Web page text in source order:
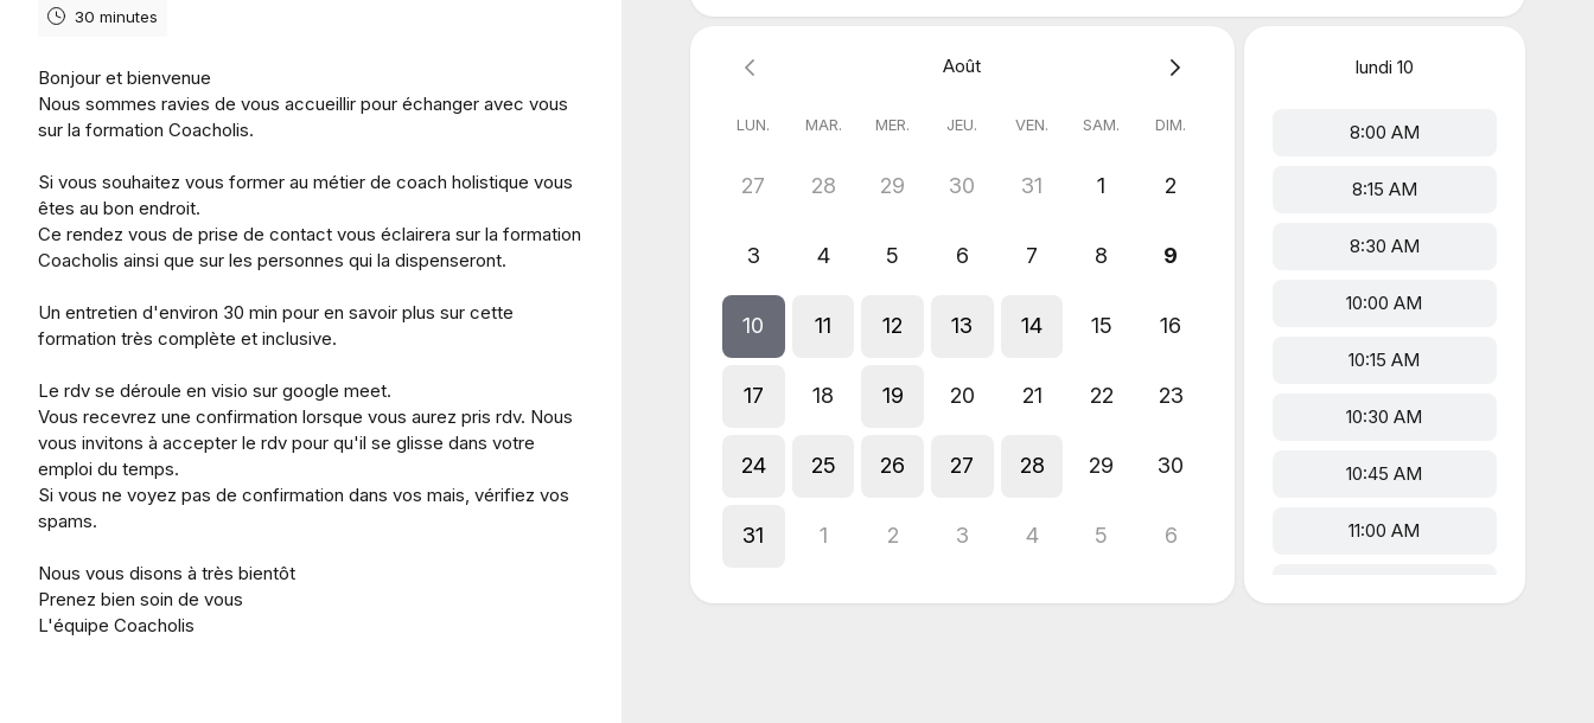
30 minutes
Bonjour et bienvenue
Nous sommes ravies de vous accueillir pour échanger avec vous
sur la formation Coacholis.
Si vous souhaitez vous former au métier de coach holistique vous
êtes au bon endroit.
Ce rendez vous de prise de contact vous éclairera sur la formation
Coacholis ainsi que sur les personnes qui la dispenseront.
Un entretien d'environ 30 min pour en savoir plus sur cette
formation très complète et inclusive.
Le rdv se déroule en visio sur google meet.
Vous recevrez une confirmation lorsque vous aurez pris rdv. Nous
vous invitons à accepter le rdv pour qu'il se glisse dans votre
emploi du temps.
Si vous ne voyez pas de confirmation dans vos mais, vérifiez vos
spams.
Nous vous disons à très bientôt
Prenez bien soin de vous
L'équipe Coacholis
Août
LUN. MAR. MER. JEU. VEN. SAM. DIM.
27 28 29 30 31 1 2
3 4 5 6 7 8 9
10 11 12 13 14 15 16
17 18 19 20 21 22 23
24 25 26 27 28 29 30
31 1 2 3 4 5 6
lundi 10
8:00 AM
8:15 AM
8:30 AM
10:00 AM
10:15 AM
10:30 AM
10:45 AM
11:00 AM